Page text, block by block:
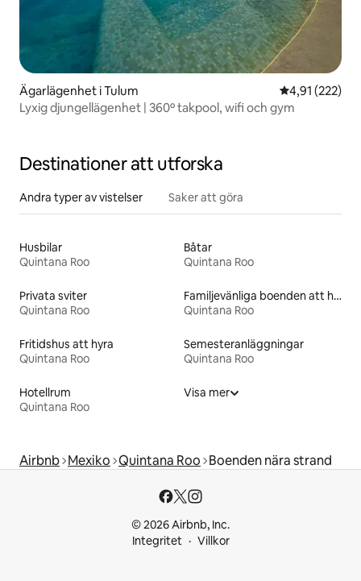
Ägarlägenhet i Tulum 4,91 av 5 i
4,91 (222)
Lyxig djungellägenhet | 360º takpool, wifi och gym
Destinationer att utforska
Andra typer av vistelser Saker att göra
Husbilar
Quintana Roo
Båtar
Quintana Roo
Privata sviter
Quintana Roo
Familjevänliga boenden att hyra
Quintana Roo
Fritidshus att hyra
Quintana Roo
Semesteranläggningar
Quintana Roo
Hotellrum
Quintana Roo
Visa mer
Airbnb Mexiko Quintana Roo Boenden nära strand
© 2026 Airbnb, Inc.
Integritet
Villkor